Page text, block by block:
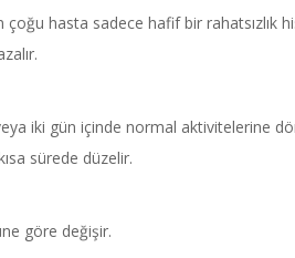
çoğu hasta sadece hafif bir rahatsızlık
iki gün içinde normal aktivitelerine
sürede düzelir.
göre değişir.